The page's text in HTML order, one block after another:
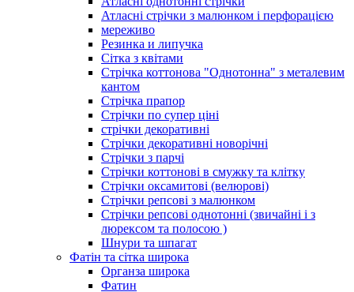
Атласні стрічки з малюнком і перфорацією
мереживо
Резинка и липучка
Сітка з квітами
Стрічка коттонова "Однотонна" з металевим
кантом
Стрічка прапор
Стрічки по супер ціні
стрічки декоративні
Стрічки декоративні новорічні
Стрічки з парчі
Стрічки коттонові в смужку та клітку
Стрічки оксамитові (велюрові)
Стрічки репсові з малюнком
Стрічки репсові однотонні (звичайні і з
люрексом та полосою )
Шнури та шпагат
Фатін та сітка широка
Органза широка
Фатин